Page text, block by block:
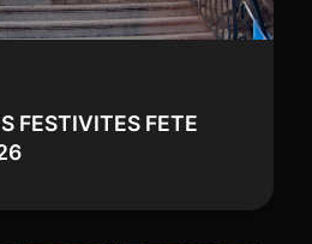
FESTIVITES FETE